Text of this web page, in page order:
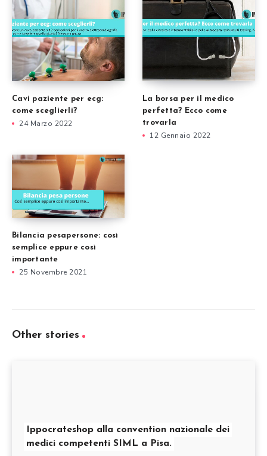
Cavi paziente per ecg:
come sceglierli?
24 Marzo 2022
La borsa per il medico
perfetta? Ecco come
trovarla
12 Gennaio 2022
Bilancia pesapersone: così
semplice eppure così
importante
25 Novembre 2021
Other stories
Ippocrateshop alla convention nazionale dei
medici competenti SIML a Pisa.